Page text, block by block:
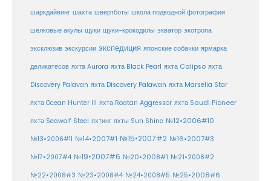
шаркдайвинг шахта швертботы школа подводной фотографии
шёлковые акулы щуки щуки-крокодилы экватор экотропа
эксклюзив экскурсии экспедиция японские собачки ярмарка
деликатесов яхта Aurora яхта Black Pearl яхта Calipso яхта
Discovery Palavan яхта Discovery Palawan яхта Marselia Star
яхта Ocean Hunter III яхта Roatan Aggressor яхта Saudi Pioneer
яхта Seawolf Steel яхтинг яхты Sun Shine №12•2006#10
№13•2006#11 №14•2007#1 №15•2007#2 №16•2007#3
№17•2007#4 №19•2007#6 №20•2008#1 №21•2008#2
№22•2008#3 №23•2008#4 №24•2008#5 №25•2008#6